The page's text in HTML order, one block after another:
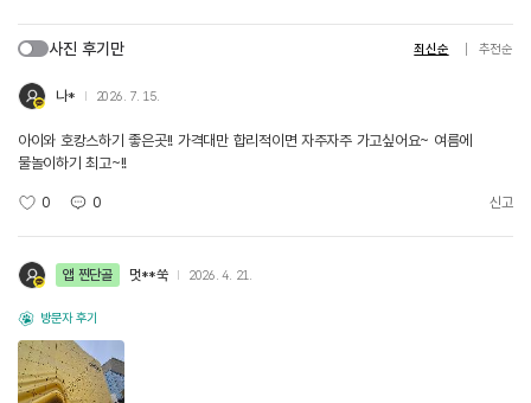
사진 후기만 최신순 추천순
나* 2026. 7. 15.
아이와 호캉스하기 좋은곳!! 가격대만 합리적이면 자주자주 가고싶어요~ 여름에
물놀이하기 최고~!!
0 0 신고
앱 찐단골 멋**쑥 2026. 4. 21.
방문자 후기